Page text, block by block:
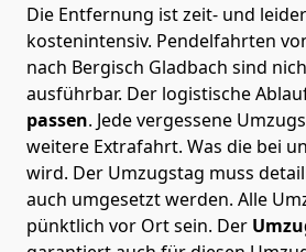
Die Entfernung ist zeit- und
kostenintensiv. Pendelfahrten
nach Bergisch Gladbach sind
ausführbar. Der logistische
passen. Jede vergessene
weitere Extrafahrt. Was die bei
wird. Der Umzugstag muss
auch umgesetzt werden. Alle
pünktlich vor Ort sein. Der